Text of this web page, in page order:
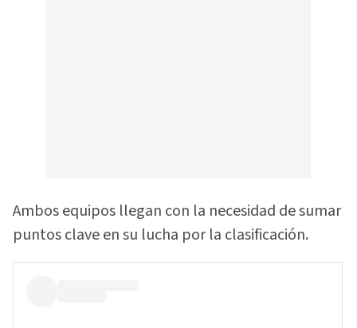
Ambos equipos llegan con la necesidad de sumar
puntos clave en su lucha por la clasificación.